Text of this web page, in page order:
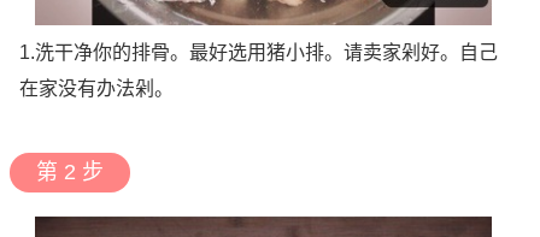
1.洗干净你的排骨。最好选用猪小排。请卖家剁好。自己
在家没有办法剁。
第 2 步